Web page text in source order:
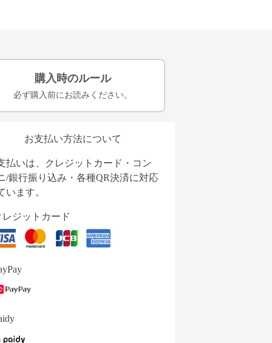
購入時のルール
必ず購入前にお読みください。
お支払い方法について
払いは、クレジットカード・コン
/銀行振り込み・各種QR決済に対応
います。
レジットカード